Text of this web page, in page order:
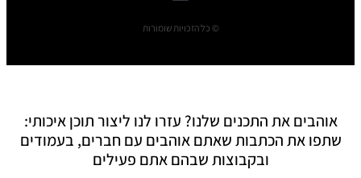
© כל הזכויות שומורות
אוהבים את התכנים שלנו? עזרו לנו ליצור תוכן איכותי:
שתפו את הכתבות שאתם אוהבים עם חברים, בעמודים
ובקבוצות שבהם אתם פעילים